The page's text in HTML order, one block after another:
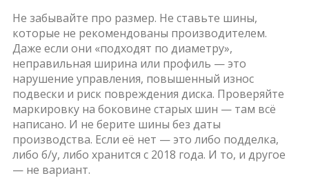
Не забывайте про размер. Не ставьте шины,
которые не рекомендованы производителем.
Даже если они «подходят по диаметру»,
неправильная ширина или профиль — это
нарушение управления, повышенный износ
подвески и риск повреждения диска. Проверяйте
маркировку на боковине старых шин — там всё
написано. И не берите шины без даты
производства. Если её нет — это либо подделка,
либо б/у, либо хранится с 2018 года. И то, и другое
— не вариант.